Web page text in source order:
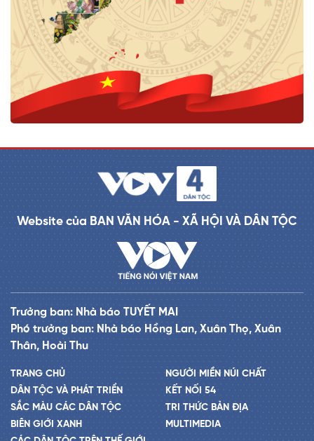
Website của BAN VĂN HÓA - XÃ HỘI VÀ DÂN TỘC
Trưởng ban: Nhà báo TUYẾT MAI
Phó trưởng ban: Nhà báo Hồng Lan, Xuân Thọ, Xuân
Thân, Hoài Thu
TRANG CHỦ
DÂN TỘC VÀ PHÁT TRIỂN
SẮC MÀU CÁC DÂN TỘC
BIÊN GIỚI XANH
NGƯỜI MIỀN NÚI CHẤT
KẾT NỐI 54
TRI THỨC BẢN ĐỊA
MULTIMEDIA